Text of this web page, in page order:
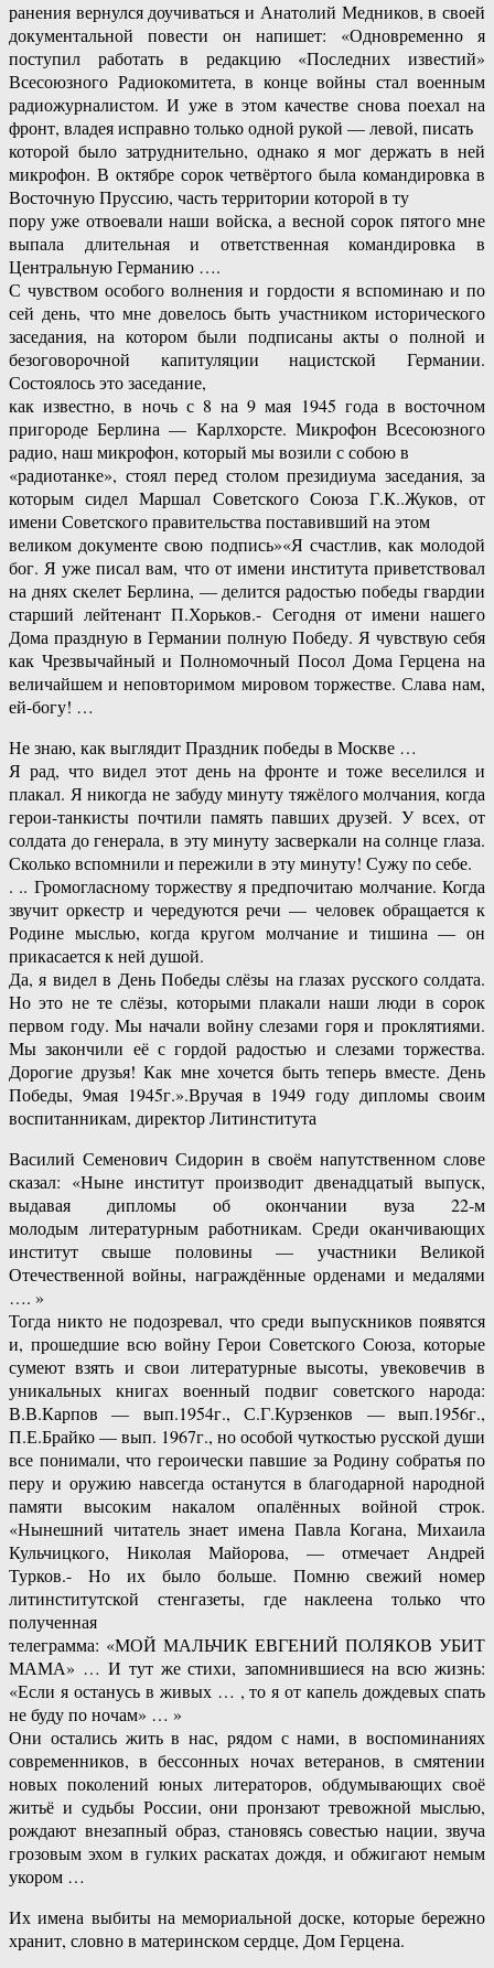
ранения вернулся доучиваться и Анатолий Медников, в своей
документальной повести он напишет: «Одновременно я
поступил работать в редакцию «Последних известий»
Всесоюзного Радиокомитета, в конце войны стал военным
радиожурналистом. И уже в этом качестве снова поехал на
фронт, владея исправно только одной рукой — левой, писать
которой было затруднительно, однако я мог держать в ней
микрофон. В октябре сорок четвёртого была командировка в
Восточную Пруссию, часть территории которой в ту
пору уже отвоевали наши войска, а весной сорок пятого мне
выпала длительная и ответственная командировка в
Центральную Германию ….
С чувством особого волнения и гордости я вспоминаю и по
сей день, что мне довелось быть участником исторического
заседания, на котором были подписаны акты о полной и
безоговорочной капитуляции нацистской Германии.
Состоялось это заседание,
как известно, в ночь с 8 на 9 мая 1945 года в восточном
пригороде Берлина — Карлхорсте. Микрофон Всесоюзного
радио, наш микрофон, который мы возили с собою в
«радиотанке», стоял перед столом президиума заседания, за
которым сидел Маршал Советского Союза Г.К..Жуков, от
имени Советского правительства поставивший на этом
великом документе свою подпись»«Я счастлив, как молодой
бог. Я уже писал вам, что от имени института приветствовал
на днях скелет Берлина, — делится радостью победы гвардии
старший лейтенант П.Хорьков.- Сегодня от имени нашего
Дома праздную в Германии полную Победу. Я чувствую себя
как Чрезвычайный и Полномочный Посол Дома Герцена на
величайшем и неповторимом мировом торжестве. Слава нам,
ей-богу! …
Не знаю, как выглядит Праздник победы в Москве …
Я рад, что видел этот день на фронте и тоже веселился и
плакал. Я никогда не забуду минуту тяжёлого молчания, когда
герои-танкисты почтили память павших друзей. У всех, от
солдата до генерала, в эту минуту засверкали на солнце глаза.
Сколько вспомнили и пережили в эту минуту! Сужу по себе.
. .. Громогласному торжеству я предпочитаю молчание. Когда
звучит оркестр и чередуются речи — человек обращается к
Родине мыслью, когда кругом молчание и тишина — он
прикасается к ней душой.
Да, я видел в День Победы слёзы на глазах русского солдата.
Но это не те слёзы, которыми плакали наши люди в сорок
первом году. Мы начали войну слезами горя и проклятиями.
Мы закончили её с гордой радостью и слезами торжества.
Дорогие друзья! Как мне хочется быть теперь вместе. День
Победы, 9мая 1945г.».Вручая в 1949 году дипломы своим
воспитанникам, директор Литинститута
Василий Семенович Сидорин в своём напутственном слове
сказал: «Ныне институт производит двенадцатый выпуск,
выдавая дипломы об окончании вуза 22-м
молодым литературным работникам. Среди оканчивающих
институт свыше половины — участники Великой
Отечественной войны, награждённые орденами и медалями
…. »
Тогда никто не подозревал, что среди выпускников появятся
и, прошедшие всю войну Герои Советского Союза, которые
сумеют взять и свои литературные высоты, увековечив в
уникальных книгах военный подвиг советского народа:
В.В.Карпов — вып.1954г., С.Г.Курзенков — вып.1956г.,
П.Е.Брайко — вып. 1967г., но особой чуткостью русской души
все понимали, что героически павшие за Родину собратья по
перу и оружию навсегда останутся в благодарной народной
памяти высоким накалом опалённых войной строк.
«Нынешний читатель знает имена Павла Когана, Михаила
Кульчицкого, Николая Майорова, — отмечает Андрей
Турков.- Но их было больше. Помню свежий номер
литинститутской стенгазеты, где наклеена только что
полученная
телеграмма: «МОЙ МАЛЬЧИК ЕВГЕНИЙ ПОЛЯКОВ УБИТ
МАМА» … И тут же стихи, запомнившиеся на всю жизнь:
«Если я останусь в живых … , то я от капель дождевых спать
не буду по ночам» … »
Они остались жить в нас, рядом с нами, в воспоминаниях
современников, в бессонных ночах ветеранов, в смятении
новых поколений юных литераторов, обдумывающих своё
житьё и судьбы России, они пронзают тревожной мыслью,
рождают внезапный образ, становясь совестью нации, звуча
грозовым эхом в гулких раскатах дождя, и обжигают немым
укором …
Их имена выбиты на мемориальной доске, которые бережно
хранит, словно в материнском сердце, Дом Герцена.